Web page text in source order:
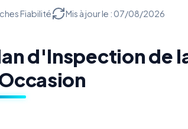
Fiabilité Mis à jour le : 07/08/2026
d'Inspection de